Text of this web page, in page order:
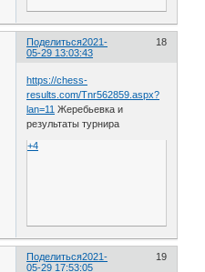
Поделиться 18
2021-
05-29 13:03:43
https://chess-
results.com/Tnr562859.aspx?
lan=11 Жеребьевка и
результаты турнира
+4
Поделиться 19
2021-
05-29 17:53:05